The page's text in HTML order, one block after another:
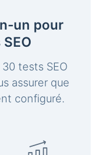
un pour
tests SEO
assurer que
configuré.